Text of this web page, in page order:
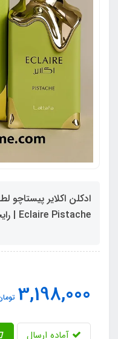
Eclaire Pistache | رایحه گرم و شیرین پسته‌ای
3,198,000
آماده ارسال